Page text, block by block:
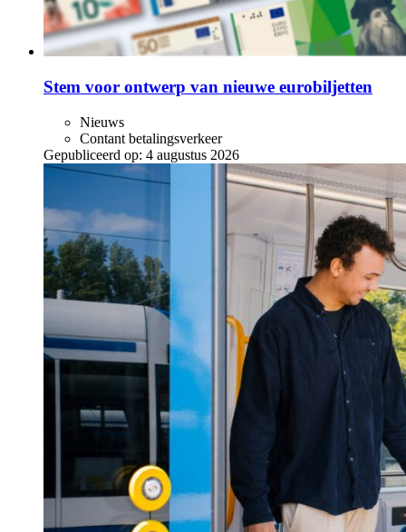
Stem voor ontwerp van nieuwe eurobiljetten
Nieuws
Contant betalingsverkeer
Gepubliceerd op: 4 augustus 2026